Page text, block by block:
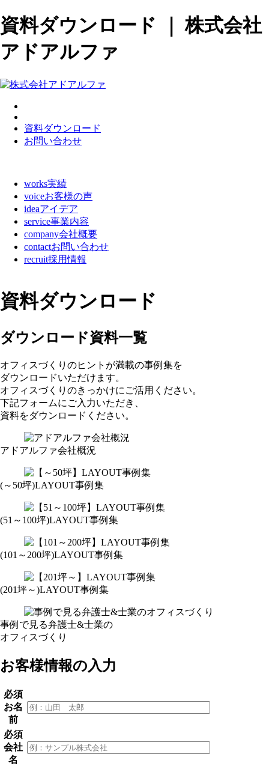
資料ダウンロード ｜ 株式会社
アドアルファ
資料ダウンロード
お問い合わせ
works実績
voiceお客様の声
ideaアイデア
service事業内容
company会社概要
contactお問い合わせ
recruit採用情報
資料ダウンロード
ダウンロード資料一覧
オフィスづくりのヒントが満載の事例集を
ダウンロードいただけます。
オフィスづくりのきっかけにご活用ください。
下記フォームにご入力いただき、
資料をダウンロードください。
アドアルファ会社概況
(～50坪)LAYOUT事例集
(51～100坪)LAYOUT事例集
(101～200坪)LAYOUT事例集
(201坪～)LAYOUT事例集
事例で見る弁護士&士業の
オフィスづくり
お客様情報の入力
必須
お名
前
必須
会社
名